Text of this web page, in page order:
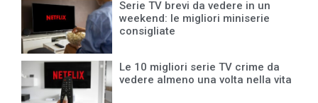
Serie TV brevi da vedere in un
weekend: le migliori miniserie
consigliate
Le 10 migliori serie TV crime da
vedere almeno una volta nella vita